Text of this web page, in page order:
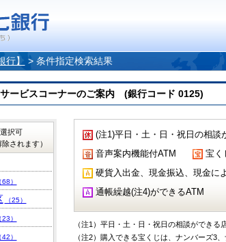
行】 > 条件指定検索結果
ービスコーナーのご案内 (銀行コード 0125)
(注1)平日・土・日・祝日の相談
音声案内機能付ATM
宝く
硬貨入出金、現金振込、現金に
通帳繰越(注4)ができるATM
（注1）平日・土・日・祝日の相談ができる
（注2）購入できる宝くじは、ナンバーズ3
択可
されます）
68）
（25）
23）
42）